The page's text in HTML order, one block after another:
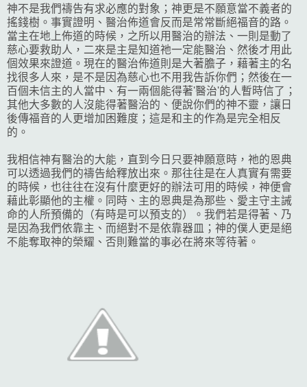
神不是我們禱告有求必應的對象；神更是不願意當不義者的
搖錢樹。事實證明、醫治佈道會反而是常常斷絕福音的路。
當主在地上佈道的時候，之所以用醫治的辦法、一則是動了
慈心要救助人，二來是主是知道祂一定能醫治、然後才用此
個效果來證道。現在的醫治佈道則是大著膽子，藉著主的名
找很多人來，是不是因為慈心也不用我告訴你們；然後在一
百個未信主的人當中、有一兩個能得著'醫治'的人暫時信了；
其他大多數的人沒能得著醫治的、便說你們的神不靈，讓日
後傳福音的人更增加困難度；這是和主的作為是完全相反
的。
我相信神有醫治的大能，直到今日只要神願意時，祂的恩典
可以透過我們的禱告給釋放出來。那往往是在人真實有需要
的時候，也往往在沒有什麼更好的辦法可用的時候，神便會
藉此彰顯他的主權。同時、主的恩典是為那些、愛主守主誡
命的人所預備的（有時是可以預支的）。我們若是得著、乃
是因為我們依靠主、而絕對不是依靠器皿；神的僕人更是絕
不能奪取神的榮耀、否則難當的事必在將來等待著。